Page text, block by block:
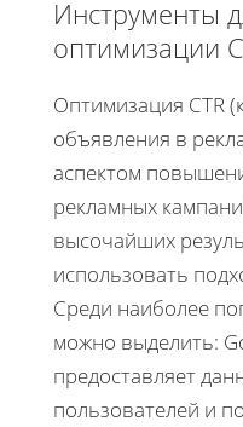
Инструменты
оптимизации
Оптимизация CTR
объявления в
аспектом
рекламных
высочайших
использовать
Среди наиболее
можно выделить:
предоставляет
пользователей и